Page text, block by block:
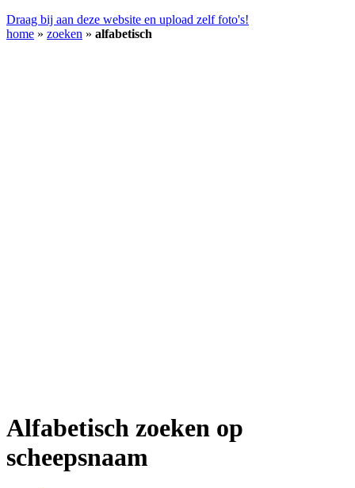
Draag bij aan deze website en upload zelf foto's!
home » zoeken » alfabetisch
Alfabetisch zoeken op
scheepsnaam